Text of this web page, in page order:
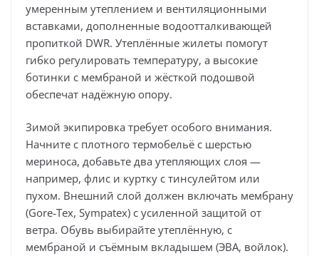
умеренным утеплением и вентиляционными
вставками, дополненные водоотталкивающей
пропиткой DWR. Утеплённые жилеты помогут
гибко регулировать температуру, а высокие
ботинки с мембраной и жёсткой подошвой
обеспечат надёжную опору.
Зимой экипировка требует особого внимания.
Начните с плотного термобельё с шерстью
мериноса, добавьте два утепляющих слоя —
например, флис и куртку с тинсулейтом или
пухом. Внешний слой должен включать мембрану
(Gore‑Tex, Sympatex) с усиленной защитой от
ветра. Обувь выбирайте утеплённую, с
мембраной и съёмным вкладышем (ЭВА, войлок).